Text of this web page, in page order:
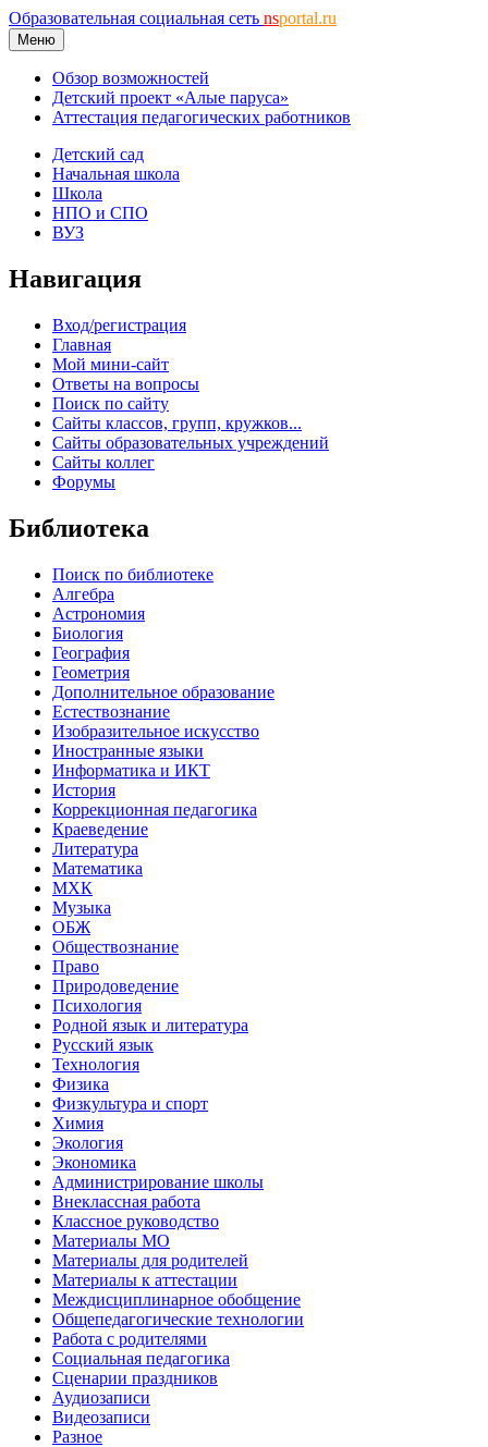
Образовательная социальная сеть nsportal.ru
Меню
Обзор возможностей
Детский проект «Алые паруса»
Аттестация педагогических работников
Детский сад
Начальная школа
Школа
НПО и СПО
ВУЗ
Навигация
Вход/регистрация
Главная
Мой мини-сайт
Ответы на вопросы
Поиск по сайту
Сайты классов, групп, кружков...
Сайты образовательных учреждений
Сайты коллег
Форумы
Библиотека
Поиск по библиотеке
Алгебра
Астрономия
Биология
География
Геометрия
Дополнительное образование
Естествознание
Изобразительное искусство
Иностранные языки
Информатика и ИКТ
История
Коррекционная педагогика
Краеведение
Литература
Математика
МХК
Музыка
ОБЖ
Обществознание
Право
Природоведение
Психология
Родной язык и литература
Русский язык
Технология
Физика
Физкультура и спорт
Химия
Экология
Экономика
Администрирование школы
Внеклассная работа
Классное руководство
Материалы МО
Материалы для родителей
Материалы к аттестации
Междисциплинарное обобщение
Общепедагогические технологии
Работа с родителями
Социальная педагогика
Сценарии праздников
Аудиозаписи
Видеозаписи
Разное